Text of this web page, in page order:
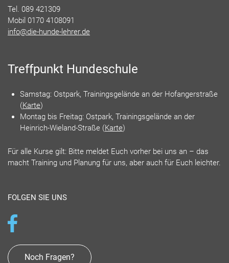
Tel. 089 421309
Mobil 0170 4108091
info@die-hunde-lehrer.de
Treffpunkt Hundeschule
Samstag: Ostpark, Trainingsgelände an der Hofangerstraße
(Karte)
Montag bis Freitag: Ostpark, Trainingsgelände an der
Heinrich-Wieland-Straße (Karte)
Für alle Kurse gilt: Bitte meldet Euch vorher bei uns an – das
macht Training und Planung für uns, aber auch für Euch leichter.
FOLGEN SIE UNS
Noch Fragen?